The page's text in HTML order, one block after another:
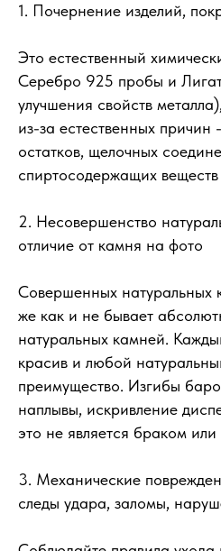
1. Почернение изделий,
Это естественный
Серебро 925 пробы и
улучшения свойств
из-за естественных причин
остатков, щелочных
спиртосодержащих веществ
2. Несовершенство
отличие от камня на фото
Совершенных натуральных
же как и не бывает
натуральных камней.
красив и любой
преимущество. Изгибы
наплывы, искривление
это не является браком
3. Механические
следы удара, заломы,